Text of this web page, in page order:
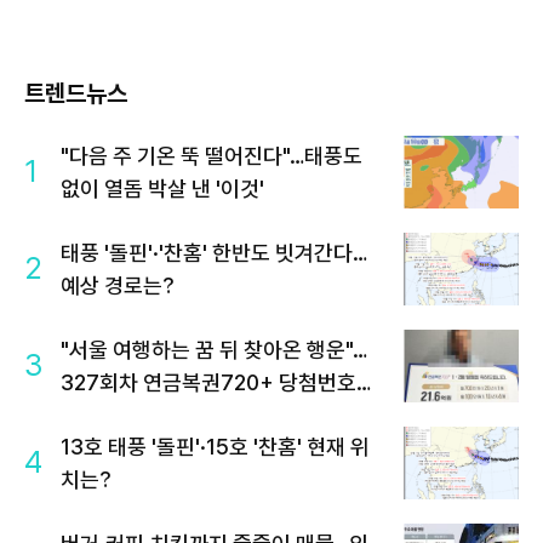
트렌드뉴스
1
"다음 주 기온 뚝 떨어진다"…태풍도
없이 열돔 박살 낸 '이것'
2
태풍 '돌핀'·'찬홈' 한반도 빗겨간다…
예상 경로는?
3
"서울 여행하는 꿈 뒤 찾아온 행운"…
327회차 연금복권720+ 당첨번호조
4
13호 태풍 '돌핀'·15호 '찬홈' 현재 위
치는?